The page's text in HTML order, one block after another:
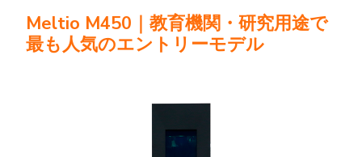
Meltio M450｜教育機関・研究用途で
最も人気のエントリーモデル